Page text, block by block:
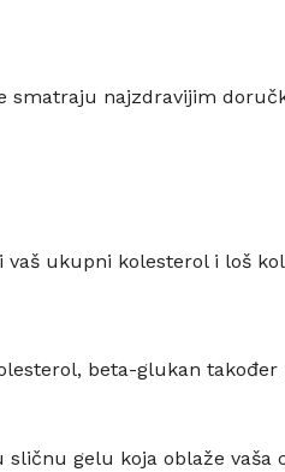
smatraju najzdravijim
ukupni kolesterol i loš
beta-glukan
gelu koja oblaže vaša